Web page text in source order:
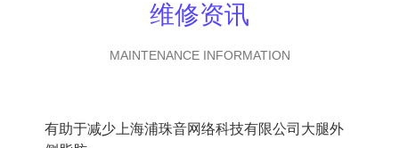
维修资讯
MAINTENANCE INFORMATION
有助于减少上海浦珠音网络科技有限公司大腿外